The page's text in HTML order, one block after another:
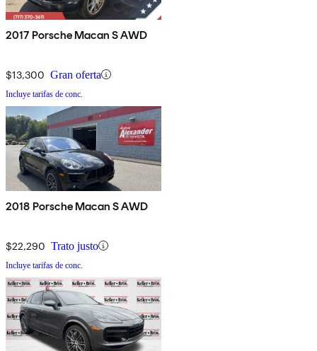
2017 Porsche Macan S AWD
$13,300 Gran oferta
Incluye tarifas de conc.
2018 Porsche Macan S AWD
$22,290 Trato justo
Incluye tarifas de conc.